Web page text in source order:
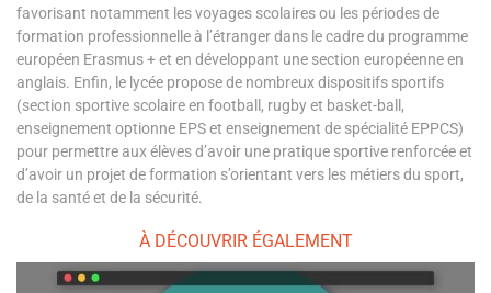
favorisant notamment les voyages scolaires ou les périodes de
formation professionnelle à l’étranger dans le cadre du programme
européen Erasmus + et en développant une section européenne en
anglais. Enfin, le lycée propose de nombreux dispositifs sportifs
(section sportive scolaire en football, rugby et basket-ball,
enseignement optionne EPS et enseignement de spécialité EPPCS)
pour permettre aux élèves d’avoir une pratique sportive renforcée et
d’avoir un projet de formation s’orientant vers les métiers du sport,
de la santé et de la sécurité.
À DÉCOUVRIR ÉGALEMENT